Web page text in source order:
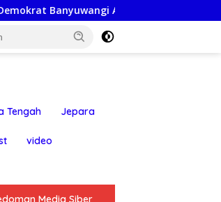
Ajak Warga Bersihkan Pantai
Tengah Jepara
video
Media Siber